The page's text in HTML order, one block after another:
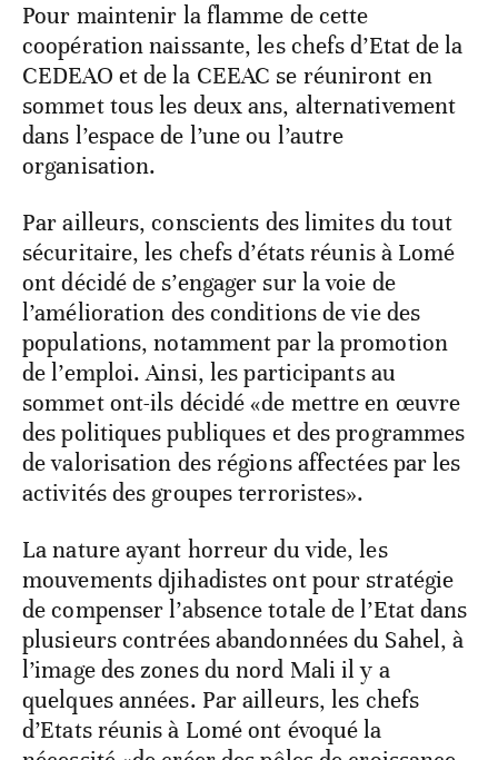
Pour maintenir la flamme de cette
coopération naissante, les chefs d’Etat de la
CEDEAO et de la CEEAC se réuniront en
sommet tous les deux ans, alternativement
dans l’espace de l’une ou l’autre
organisation.
Par ailleurs, conscients des limites du tout
sécuritaire, les chefs d’états réunis à Lomé
ont décidé de s’engager sur la voie de
l’amélioration des conditions de vie des
populations, notamment par la promotion
de l’emploi. Ainsi, les participants au
sommet ont-ils décidé «de mettre en œuvre
des politiques publiques et des programmes
de valorisation des régions affectées par les
activités des groupes terroristes».
La nature ayant horreur du vide, les
mouvements djihadistes ont pour stratégie
de compenser l’absence totale de l’Etat dans
plusieurs contrées abandonnées du Sahel, à
l’image des zones du nord Mali il y a
quelques années. Par ailleurs, les chefs
d’Etats réunis à Lomé ont évoqué la